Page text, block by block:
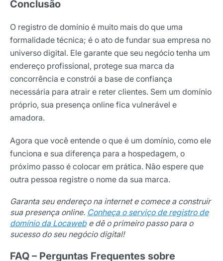
Conclusão
O registro de domínio é muito mais do que uma
formalidade técnica; é o ato de fundar sua empresa no
universo digital. Ele garante que seu negócio tenha um
endereço profissional, protege sua marca da
concorrência e constrói a base de confiança
necessária para atrair e reter clientes. Sem um domínio
próprio, sua presença online fica vulnerável e
amadora.
Agora que você entende o que é um domínio, como ele
funciona e sua diferença para a hospedagem, o
próximo passo é colocar em prática. Não espere que
outra pessoa registre o nome da sua marca.
Garanta seu endereço na internet e comece a construir
sua presença online. Conheça o serviço de registro de
domínio da Locawebe dê o primeiro passo para o
sucesso do seu negócio digital!
FAQ – Perguntas Frequentes sobre